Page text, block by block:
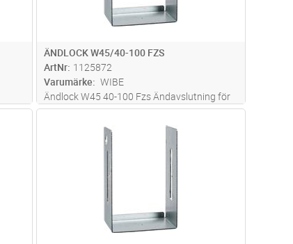
ÄNDLOCK W45/40-100 FZS
ArtNr 1125872
Varumärke
WIBE
Ändlock W45 40-100 Fzs Ändavslutning för
40-kantsrännor och armaturskenor,
insticksmontage
ST Lägg i kundvagn